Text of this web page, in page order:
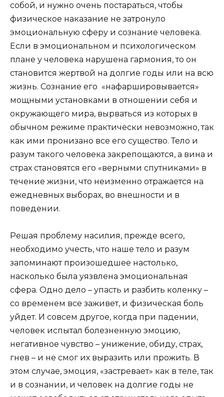
собой, и нужно очень постараться, чтобы
физическое наказание не затронуло
эмоциональную сферу и сознание человека.
Если в эмоциональном и психологическом
плане у человека нарушена гармония, то он
становится жертвой на долгие годы или на всю
жизнь. Сознание его «нафаршировывается»
мощными установками в отношении себя и
окружающего мира, вырваться из которых в
обычном режиме практически невозможно, так
как ими пронизано все его существо. Тело и
разум такого человека закрепощаются, а вина и
страх становятся его «верными спутниками» в
течение жизни, что неизменно отражается на
ежедневных выборах, во внешности и в
поведении.
Решая проблему насилия, прежде всего,
необходимо учесть, что наше тело и разум
запоминают произошедшее настолько,
насколько была уязвлена эмоциональная
сфера. Одно дело – упасть и разбить коленку –
со временем все заживет, и физическая боль
уйдет. И совсем другое, когда при падении,
человек испытал болезненную эмоцию,
негативное чувство – унижение, обиду, страх,
гнев – и не смог их выразить или прожить. В
этом случае, эмоция, «застревает» как в теле, так
и в сознании, и человек на долгие годы не